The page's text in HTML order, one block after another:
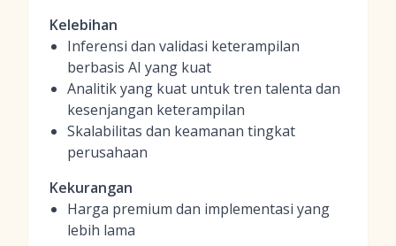
Kelebihan
Inferensi dan validasi keterampilan
berbasis AI yang kuat
Analitik yang kuat untuk tren talenta dan
kesenjangan keterampilan
Skalabilitas dan keamanan tingkat
perusahaan
Kekurangan
Harga premium dan implementasi yang
lebih lama